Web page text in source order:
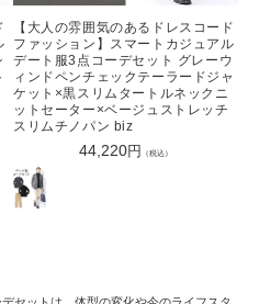
【大人の雰囲気のあるドレスコード
ファッション】スマートカジュアル
デート服3点コーデセット グレーウ
ィンドペンチェックテーラードジャ
ケット×黒スリムタートルネックニ
ットセーター×ベージュストレッチ
スリムチノパン biz
通
44,220円 （税込）
セットは、体型の変化や今のライフスタ